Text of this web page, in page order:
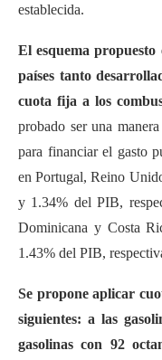
establecida.
El esquema
países tanto
cuota fija a los
probado ser una
para financiar el gasto
en Portugal, Reino
y 1.34% del PIB,
Dominicana y Costa
1.43% del PIB,
Se propone aplicar
siguientes: a las
gasolinas con 92